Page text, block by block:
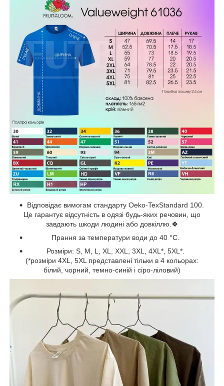
Відповідає вимогам стандарту Oeko-TexStandard 100.
Це гарантує відсутність в одязі будь-яких речовин, що
завдають шкоди людині або довкіллю.🍀
Прання за температури води до 40 °C.
Розміри: S, M, L, XL, XXL, 3XL, 4XL*, 5XL*.
(*розміри 4XL, 5XL представлені тільки в 4 кольорах:
білий, чорний, темно-синій і сіро-ліловий)